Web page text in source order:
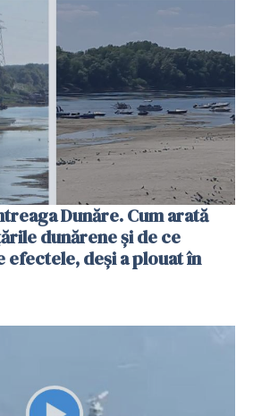
Dunăre. Cum arată
dunărene și de ce
efectele, deși a plouat în